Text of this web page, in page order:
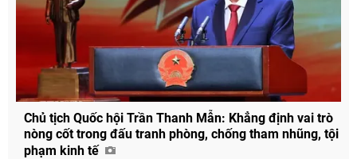
Chủ tịch Quốc hội Trần Thanh Mẫn: Khẳng định vai trò
nòng cốt trong đấu tranh phòng, chống tham nhũng, tội
phạm kinh tế